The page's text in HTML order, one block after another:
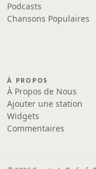
Podcasts
Chansons Populaires
À PROPOS
À Propos de Nous
Ajouter une station
Widgets
Commentaires